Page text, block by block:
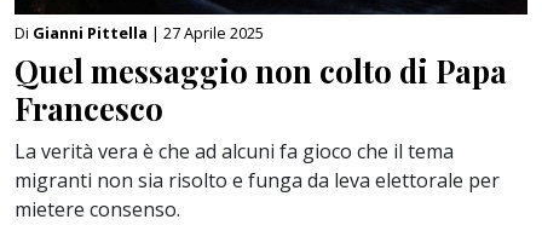
Di Gianni Pittella | 27 Aprile 2025
Quel messaggio non colto di Papa
Francesco
La verità vera è che ad alcuni fa gioco che il tema
migranti non sia risolto e funga da leva elettorale per
mietere consenso.